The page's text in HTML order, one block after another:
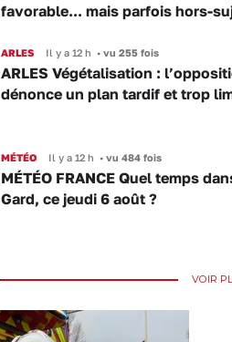
favorable... mais parfois hors-
ARLES Il y a 12 h •vu 255 fois
ARLES Végétalisation :
dénonce un plan tardif et trop
MÉTÉO Il y a 12 h •vu 484 fois
MÉTÉO FRANCE Quel temps
Gard, ce jeudi 6 août ?
VOIR